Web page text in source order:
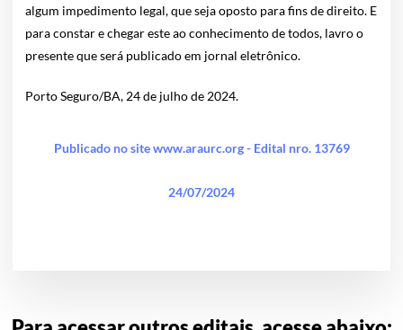
algum impedimento legal, que seja oposto para fins de direito. E
para constar e chegar este ao conhecimento de todos, lavro o
presente que será publicado em jornal eletrônico.
Porto Seguro/BA, 24 de julho de 2024.
Publicado no site www.araurc.org - Edital nro. 13769
24/07/2024